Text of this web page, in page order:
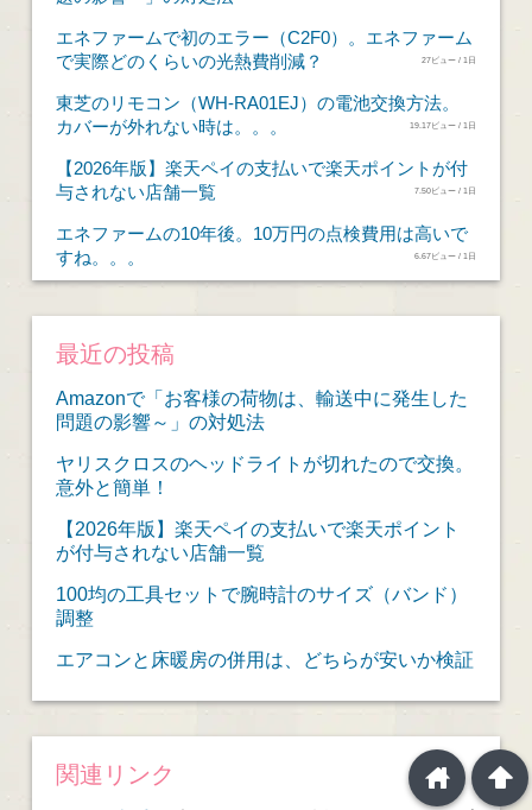
エネファームで初のエラー（C2F0）。エネファーム
で実際どのくらいの光熱費削減？
27ビュー / 1日
東芝のリモコン（WH-RA01EJ）の電池交換方法。
カバーが外れない時は。。。
19.17ビュー / 1日
【2026年版】楽天ペイの支払いで楽天ポイントが付
与されない店舗一覧
7.50ビュー / 1日
エネファームの10年後。10万円の点検費用は高いで
すね。。。
6.67ビュー / 1日
最近の投稿
Amazonで「お客様の荷物は、輸送中に発生した
問題の影響～」の対処法
ヤリスクロスのヘッドライトが切れたので交換。
意外と簡単！
【2026年版】楽天ペイの支払いで楽天ポイント
が付与されない店舗一覧
100均の工具セットで腕時計のサイズ（バンド）
調整
エアコンと床暖房の併用は、どちらが安いか検証
関連リンク arrowup
home